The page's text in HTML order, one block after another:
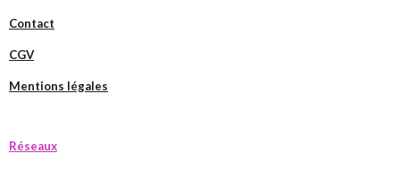
Contact
CGV
Mentions légales
Réseaux